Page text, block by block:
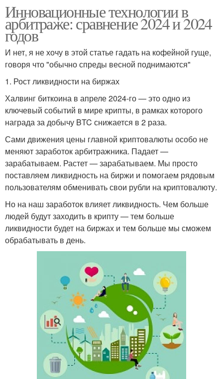
Инновационные технологии в
арбитраже: сравнение 2024 и 2024
годов
И нет, я не хочу в этой статье гадать на кофейной гуще,
говоря что "обычно спреды весной поднимаются"
1. Рост ликвидности на биржах
Халвинг биткоина в апреле 2024-го — это одно из
ключевый событий в мире крипты, в рамках которого
награда за добычу BTC снижается в 2 раза.
Сами движения цены главной криптовалюты особо не
меняют заработок арбитражника. Падает —
зарабатываем. Растет — зарабатываем. Мы просто
поставляем ликвидность на биржи и помогаем рядовым
пользователям обменивать свои рубли на криптовалюту.
Но на наш заработок влияет ликвидность. Чем больше
людей будут заходить в крипту — тем больше
ликвидности будет на биржах и тем больше мы сможем
обрабатывать в день.